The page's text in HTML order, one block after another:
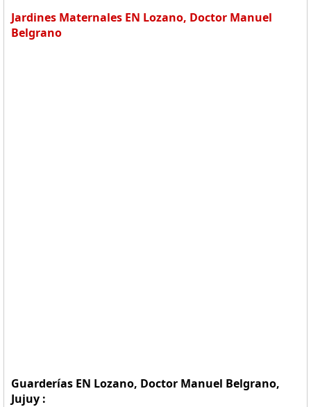
Jardines Maternales EN Lozano, Doctor Manuel
Belgrano
Guarderías EN Lozano, Doctor Manuel Belgrano,
Jujuy :